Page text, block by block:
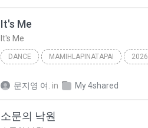
It′s Me
It′s Me
DANCE MAMIHLAPINATAPAI 2026
문지영 여. in My 4shared
소문의 낙원